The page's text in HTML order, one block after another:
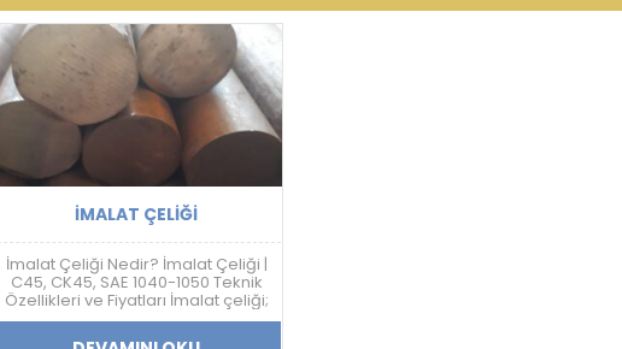
İMALAT ÇELIĞI
İmalat Çeliği Nedir? İmalat Çeliği |
C45, CK45, SAE 1040-1050 Teknik
Özellikleri ve Fiyatları İmalat çeliği;
makine, otomotiv, savunma
sanayi, kalıp ve mekanik sistem